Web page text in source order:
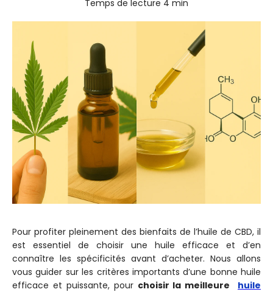
Temps de lecture 4 min
Pour profiter pleinement des bienfaits de l’huile de CBD, il
est essentiel de choisir une huile efficace et d’en
connaître les spécificités avant d’acheter. Nous allons
vous guider sur les critères importants d’une bonne huile
efficace et puissante, pour choisir la meilleure
huile